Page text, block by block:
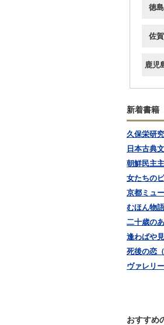
徳
佐
鹿児
新着書籍
久保栄研
日本古典
朝鮮民主
女たちの
京都ミュ
むほん物
二十歳の
逢わばや
死後の恋
ヴァレリ
おすすめ